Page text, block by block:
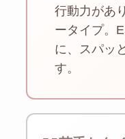
行動力があ
ータイプ。
に、スパッ
す。